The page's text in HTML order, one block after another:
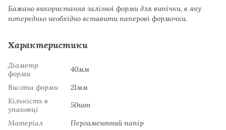
Бажано використання залізної форми для випічки, в яку
попередньо необхідно вставити паперові формочки.
Характеристики
Діаметр
форми
40мм
Висота форми
21мм
Кількість в
упаковці
50шт
Матеріал
Пергаментний папір